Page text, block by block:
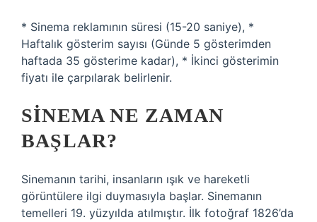
* Sinema reklamının süresi (15-20 saniye), *
Haftalık gösterim sayısı (Günde 5 gösterimden
haftada 35 gösterime kadar), * İkinci gösterimin
fiyatı ile çarpılarak belirlenir.
SINEMA NE ZAMAN
BAŞLAR?
Sinemanın tarihi, insanların ışık ve hareketli
görüntülere ilgi duymasıyla başlar. Sinemanın
temelleri 19. yüzyılda atılmıştır. İlk fotoğraf 1826’da